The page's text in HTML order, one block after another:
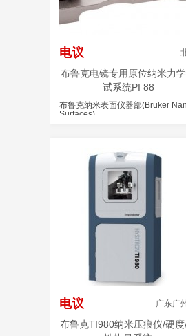
电议
布鲁克电镜专用原位纳米力学
试系统PI 88
布鲁克纳米表面仪器部(Bruker
Surfaces)
电议 广东广
布鲁克TI980纳米压痕仪/硬